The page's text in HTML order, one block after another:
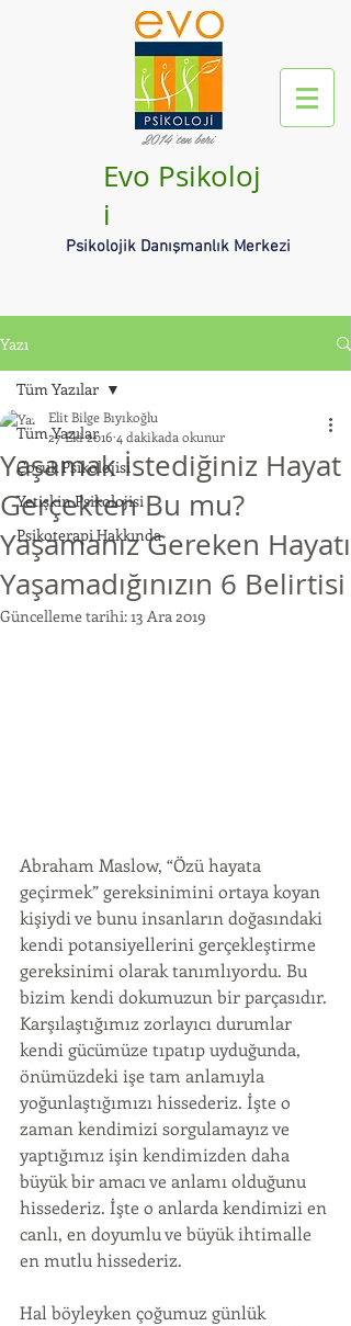
2014'ten beri
Evo Psikoloj
i
Psikolojik Danışmanlık Merkezi
Yazı
Tüm Yazılar
Çocuk Psikolojisi
Yetişkin Psikolojisi
Psikoterapi Hakkında
Tüm Yazılar
Yaşamak İstediğiniz Hayat
Gerçekten Bu mu?
Yaşamanız Gereken Hayatı
Yaşamadığınızın 6 Belirtisi
Elit Bilge Bıyıkoğlu
27 Eki 2016 4 dakikada okunur
Güncelleme tarihi:13 Ara 2019
Abraham Maslow, “Özü hayata
geçirmek” gereksinimini ortaya koyan
kişiydi ve bunu insanların doğasındaki
kendi potansiyellerini gerçekleştirme
gereksinimi olarak tanımlıyordu. Bu
bizim kendi dokumuzun bir parçasıdır.
Karşılaştığımız zorlayıcı durumlar
kendi gücümüze tıpatıp uyduğunda,
önümüzdeki işe tam anlamıyla
yoğunlaştığımızı hissederiz. İşte o
zaman kendimizi sorgulamayız ve
yaptığımız işin kendimizden daha
büyük bir amacı ve anlamı olduğunu
hissederiz. İşte o anlarda kendimizi en
canlı, en doyumlu ve büyük ihtimalle
en mutlu hissederiz.
Hal böyleyken çoğumuz günlük